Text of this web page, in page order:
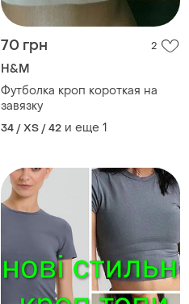
70 грн 2
H&M
Футболка кроп короткая на
завязку
34 / XS / 42 и еще 1